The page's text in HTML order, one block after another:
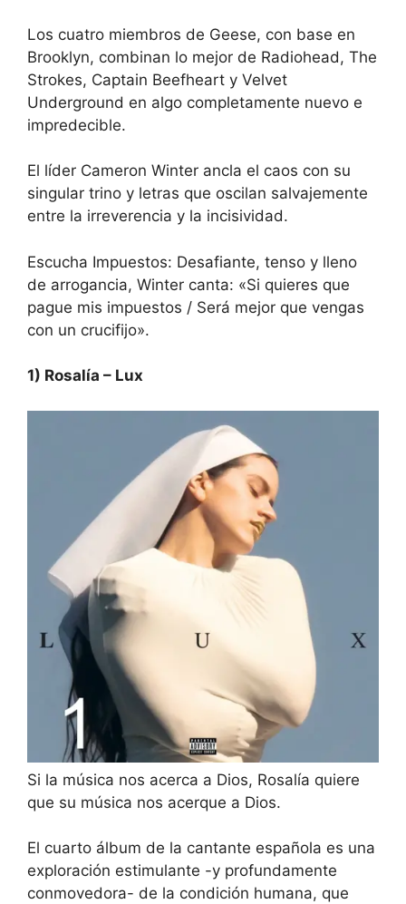
Los cuatro miembros de Geese, con base en
Brooklyn, combinan lo mejor de Radiohead, The
Strokes, Captain Beefheart y Velvet
Underground en algo completamente nuevo e
impredecible.
El líder Cameron Winter ancla el caos con su
singular trino y letras que oscilan salvajemente
entre la irreverencia y la incisividad.
Escucha Impuestos: Desafiante, tenso y lleno
de arrogancia, Winter canta: «Si quieres que
pague mis impuestos / Será mejor que vengas
con un crucifijo».
1) Rosalía – Lux
Si la música nos acerca a Dios, Rosalía quiere
que su música nos acerque a Dios.
El cuarto álbum de la cantante española es una
exploración estimulante -y profundamente
conmovedora- de la condición humana, que